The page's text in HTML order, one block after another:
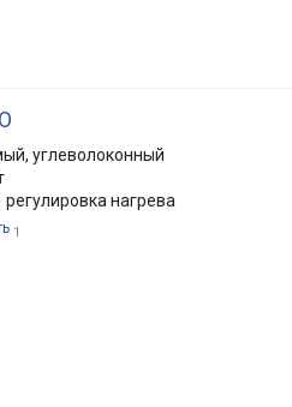
углеволоконный
регулировка нагрева
1